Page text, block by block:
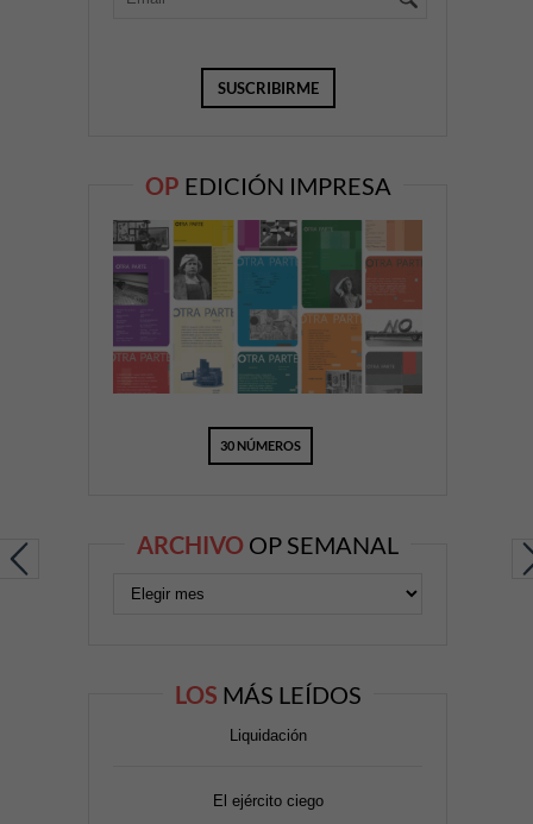
OP EDICIÓN IMPRESA
30 NÚMEROS
ARCHIVO OP SEMANAL
LOS MÁS LEÍDOS
Liquidación
El ejército ciego